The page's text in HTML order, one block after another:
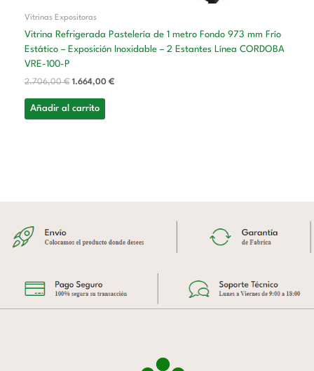
Vitrinas Expositoras
Vitrina Refrigerada Pastelería de 1 metro Fondo 973 mm Frío
Estático – Exposición Inoxidable – 2 Estantes Línea CORDOBA
VRE-100-P
2.706,00€ 1.664,00 €
Añadir al carrito